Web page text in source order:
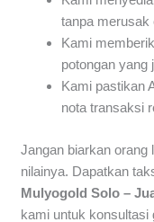
tanpa merusak
Kami
potongan yang
Kami pastikan
nota transaksi
Jangan biarkan orang
nilainya. Dapatkan
Mulyogold Solo –
kami untuk konsultasi